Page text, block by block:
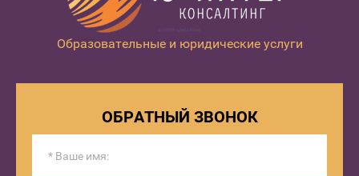
Образовательные и юридические услуги
ОБРАТНЫЙ ЗВОНОК